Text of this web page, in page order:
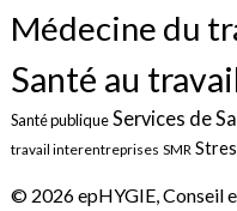
Médecine du
Santé au
Santé publiqueServices de
travail interentreprises SMR
© 2026 epHYGIE, Conseil